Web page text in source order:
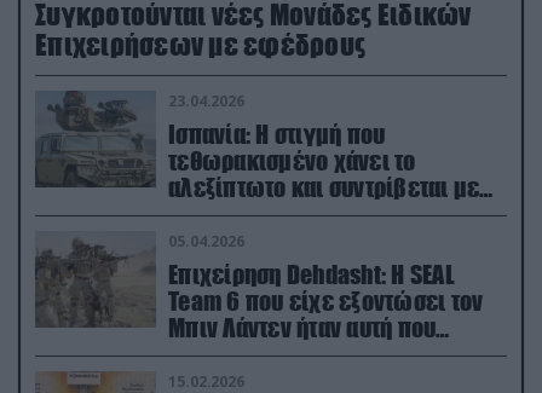
Συγκροτούνται νέες Μονάδες Ειδικών
Επιχειρήσεων με εφέδρους
23.04.2026
Ισπανία: Η στιγμή που
τεθωρακισμένο χάνει το
αλεξίπτωτο και συντρίβεται με
ορμή στο έδαφος (βίντεο)
05.04.2026
Επιχείρηση Dehdasht: Η SEAL
Team 6 που είχε εξοντώσει τον
Μπιν Λάντεν ήταν αυτή που
διέσωσε τον πιλότο του F-15
15.02.2026